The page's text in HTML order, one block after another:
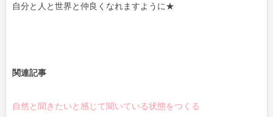
自分と人と世界と仲良くなれますように★
関連記事
自然と聞きたいと感じて聞いている状態をつくる